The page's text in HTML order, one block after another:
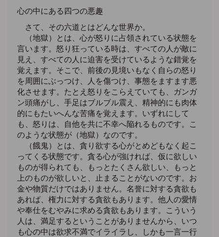
心の中にある四つの悪趣
さて、その六道とはどんな世界か。
（地獄）とは、心が怒りに占領されている状態を
言います。怒り狂っている時は、すべての人が敵に
見え、すべての人に迫害を受けているような錯覚を
覚えます。そこで、前後の見境いもなく自らの怒り
を周囲にぶっつけ、人を傷つけ、事態をますます悪
化させます。たとえ怒りをこらえていても、ガンガ
ン頭痛がし、手足はブルブル震え、精神的にも肉体
的にもたいへんな苦痛を覚えます。いずれにして
も、怒りは、自他を共に不幸へ陥れるものです。こ
のような状態が（地獄）なのです。
（餓鬼）とは、貪り欲する心がとめどもなく起こ
ってくる状態です。貪る心が強ければ、仮に欲しい
ものが得られても、もっとたくさん欲しい、もっと
上のものが欲しいと、止まることがないのです。お
金や物質だけではありません。名誉に対する貪欲も
あれば、権力に対する貪欲もあります。他人の愛情
や奉仕をむやみに求める貪欲もあります。こういう
人は、満足するということがありませんから、いつ
も心の中は欲求不満でイライラし、しかも一言一行